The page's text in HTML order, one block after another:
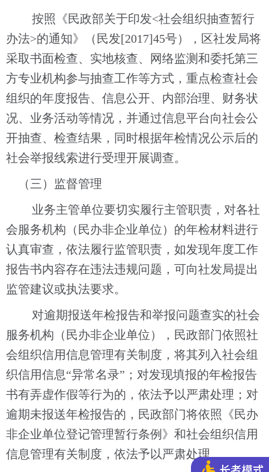
按照《民政部关于印发<社会组织抽查暂行
办法>的通知》（民发[2017]45号），区社发局将
采取书面检查、实地核查、网络监测和委托第三
方专业机构参与抽查工作等方式，重点检查社会
组织的年度报告、信息公开、内部治理、财务状
况、业务活动等情况，并通过信息平台向社会公
开抽查、检查结果，同时根据年检情况公示后的
社会举报线索进行受理开展调查。
（三 ）监督管理
业务主管单位要切实履行主管职责，对各社
会服务机构（民办非企业单位）的年检材料进行
认真审查，依法履行监管职责，如发现年度工作
报告书内容存在违法违规问题，可向社发局提出
监管建议或执法要求。
对逾期报送年检报告和举报问题查实的社会
服务机构（民办非企业单位），民政部门依照社
会组织信用信息管理有关制度，将其列入社会组
织信用信息“异常名录” ；对发现填报的年检报告
书有弄虚作假等行为的，依法予以严肃处理；对
逾期未报送年检报告的，民政部门将依照《民办
非企业单位登记管理暂行条例》和社会组织信用
信息管理有关制度，依法予以严肃处理。